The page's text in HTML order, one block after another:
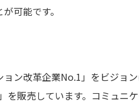
可能です。
ン改革企業No.1」をビジョ
を販売しています。コミュニ